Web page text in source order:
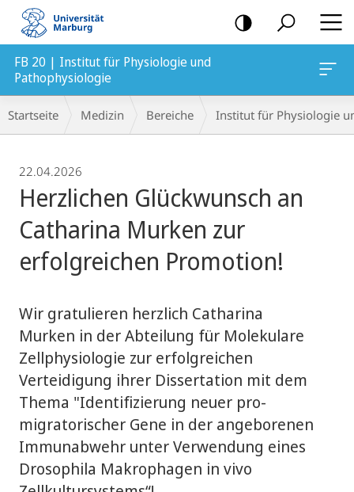
Mobile-
Navigation
FB 20 | Institut für Physiologie und
Pathophysiologie
Breadcrumb-
Navigation
Startseite Medizin Bereiche Institut für Physiologie
22.04.2026
Herzlichen Glückwunsch an
Catharina Murken zur
erfolgreichen Promotion!
Wir gratulieren herzlich Catharina
Murken in der Abteilung für Molekulare
Zellphysiologie zur erfolgreichen
Verteidigung ihrer Dissertation mit dem
Thema "Identifizierung neuer pro-
migratorischer Gene in der angeborenen
Immunabwehr unter Verwendung eines
Drosophila Makrophagen in vivo